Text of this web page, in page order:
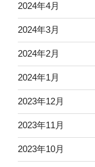
2024年4月
2024年3月
2024年2月
2024年1月
2023年12月
2023年11月
2023年10月